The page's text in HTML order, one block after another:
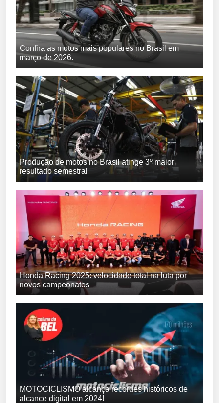
Confira as motos mais populares no Brasil em
março de 2026.
Produção de motos no Brasil atinge 3º maior
resultado semestral
Honda Racing 2025: velocidade total na luta por
novos campeonatos
MOTOCICLISMO alcança recordes históricos de
alcance digital em 2024!